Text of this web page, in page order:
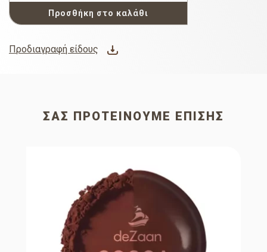
Προσθήκη στο καλάθι
Προδιαγραφή είδους
ΣΑΣ ΠΡΟΤΕΊΝΟΥΜΕ ΕΠΊΣΗΣ